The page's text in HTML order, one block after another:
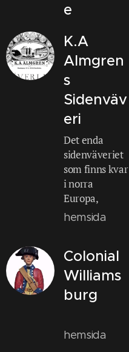
e
K.A
Almgren
s
Sidenväv
eri
Det enda
sidenväveriet
som finns kvar
i norra
Europa,
hemsida
Colonial
Williams
burg
hemsida